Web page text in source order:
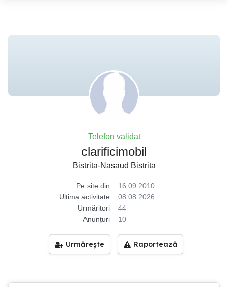
Telefon validat
clarificimobil
Bistrita-Nasaud Bistrita
Pe site din
16.09.2010
Ultima activitate
08.08.2026
Urmăritori
44
Anunțuri
10
Urmărește Raportează